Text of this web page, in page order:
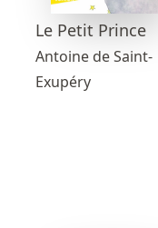
Le Petit Prince
Antoine de Saint-
Exupéry